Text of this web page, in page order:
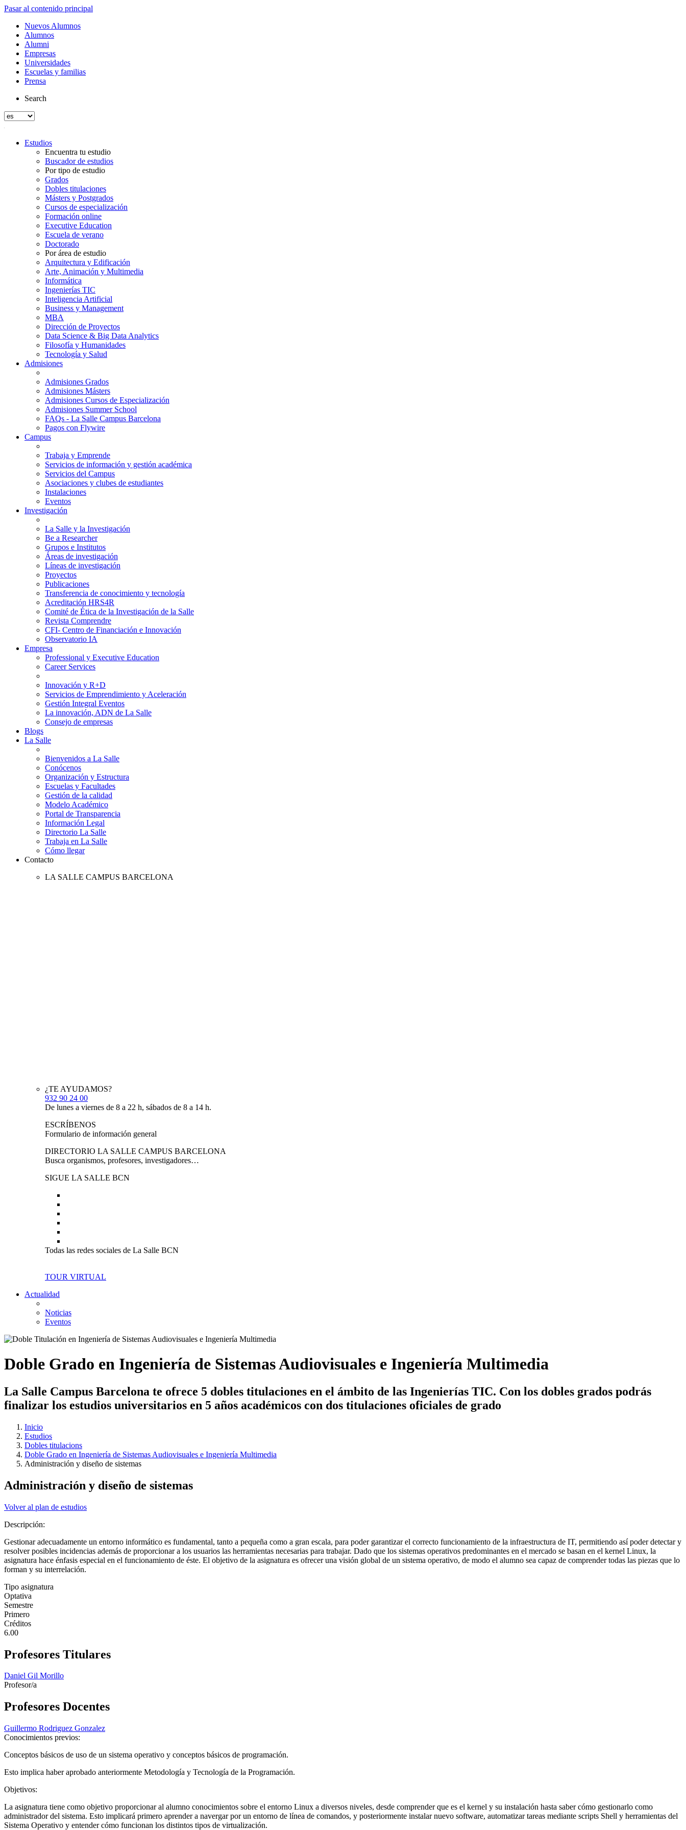
Pasar al contenido principal
Nuevos Alumnos
Alumnos
Alumni
Empresas
Universidades
Escuelas y familias
Prensa
Search
Estudios
Encuentra tu estudio
Buscador de estudios
Por tipo de estudio
Grados
Dobles titulaciones
Másters y Postgrados
Cursos de especialización
Formación online
Executive Education
Escuela de verano
Doctorado
Por área de estudio
Arquitectura y Edificación
Arte, Animación y Multimedia
Informática
Ingenierías TIC
Inteligencia Artificial
Business y Management
MBA
Dirección de Proyectos
Data Science & Big Data Analytics
Filosofía y Humanidades
Tecnología y Salud
Admisiones
Admisiones Grados
Admisiones Másters
Admisiones Cursos de Especialización
Admisiones Summer School
FAQs - La Salle Campus Barcelona
Pagos con Flywire
Campus
Trabaja y Emprende
Servicios de información y gestión académica
Servicios del Campus
Asociaciones y clubes de estudiantes
Instalaciones
Eventos
Investigación
La Salle y la Investigación
Be a Researcher
Grupos e Institutos
Áreas de investigación
Líneas de investigación
Proyectos
Publicaciones
Transferencia de conocimiento y tecnología
Acreditación HRS4R
Comité de Ética de la Investigación de la Salle
Revista Comprendre
CFI- Centro de Financiación e Innovación
Observatorio IA
Empresa
Professional y Executive Education
Career Services
Innovación y R+D
Servicios de Emprendimiento y Aceleración
Gestión Integral Eventos
La innovación, ADN de La Salle
Consejo de empresas
Blogs
La Salle
Bienvenidos a La Salle
Conócenos
Organización y Estructura
Escuelas y Facultades
Gestión de la calidad
Modelo Académico
Portal de Transparencia
Información Legal
Directorio La Salle
Trabaja en La Salle
Cómo llegar
Contacto
LA SALLE CAMPUS BARCELONA
¿TE AYUDAMOS?
932 90 24 00
De lunes a viernes de 8 a 22 h, sábados de 8 a 14 h.
ESCRÍBENOS
Formulario de información general
DIRECTORIO LA SALLE CAMPUS BARCELONA
Busca organismos, profesores, investigadores…
SIGUE LA SALLE BCN
Todas las redes sociales de La Salle BCN
TOUR VIRTUAL
Actualidad
Noticias
Eventos
Doble Grado en Ingeniería de Sistemas Audiovisuales e Ingeniería Multimedia
La Salle Campus Barcelona te ofrece 5 dobles titulaciones en el ámbito de las Ingenierías TIC. Con los dobles grados podrás
finalizar los estudios universitarios en 5 años académicos con dos titulaciones oficiales de grado
Inicio
Estudios
Dobles titulacions
Doble Grado en Ingeniería de Sistemas Audiovisuales e Ingeniería Multimedia
Administración y diseño de sistemas
Administración y diseño de sistemas
Volver al plan de estudios
Descripción:
Gestionar adecuadamente un entorno informático es fundamental, tanto a pequeña como a gran escala, para poder garantizar el correcto funcionamiento de la infraestructura de IT, permitiendo así poder detectar y
resolver posibles incidencias además de proporcionar a los usuarios las herramientas necesarias para trabajar. Dado que los sistemas operativos predominantes en el mercado se basan en el kernel Linux, la
asignatura hace énfasis especial en el funcionamiento de éste. El objetivo de la asignatura es ofrecer una visión global de un sistema operativo, de modo el alumno sea capaz de comprender todas las piezas que lo
forman y su interrelación.
Tipo asignatura
Optativa
Semestre
Primero
Créditos
6.00
Profesores Titulares
Daniel Gil Morillo
Profesor/a
Profesores Docentes
Guillermo Rodriguez Gonzalez
Conocimientos previos:
Conceptos básicos de uso de un sistema operativo y conceptos básicos de programación.
Esto implica haber aprobado anteriormente Metodología y Tecnología de la Programación.
Objetivos:
La asignatura tiene como objetivo proporcionar al alumno conocimientos sobre el entorno Linux a diversos niveles, desde comprender que es el kernel y su instalación hasta saber cómo gestionarlo como
administrador del sistema. Esto implicará primero aprender a navergar por un entorno de línea de comandos, y posteriormente instalar nuevo software, automatizar tareas mediante scripts Shell y herramientas del
Sistema Operativo y entender cómo funcionan los distintos tipos de virtualización.